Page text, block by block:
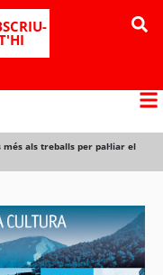
als treballs per pal·liar el